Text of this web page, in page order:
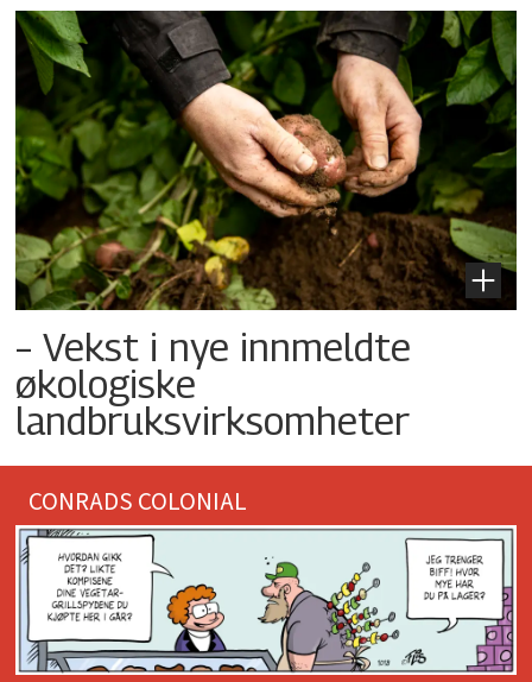
– Vekst i nye innmeldte
økologiske
landbruksvirksomheter
CONRADS COLONIAL